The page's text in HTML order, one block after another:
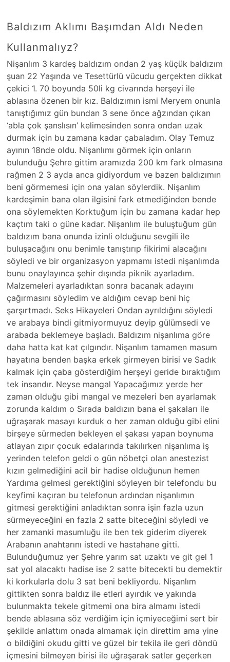
Baldızım Aklımı Başımdan Aldı Neden
Kullanmalıyz?
Nişanlım 3 kardeş baldızım ondan 2 yaş küçük baldızım
şuan 22 Yaşında ve Tesettürlü vücudu gerçekten dikkat
çekici 1. 70 boyunda 50li kg civarında herşeyi ile
ablasına özenen bir kız. Baldızımın ismi Meryem onunla
tanıştığımız gün bundan 3 sene önce ağzından çıkan
‘abla çok şanslısın’ kelimesinden sonra ondan uzak
durmak için bu zamana kadar çabaladım. Olay Temuz
ayının 18nde oldu. Nişanlımı görmek için onların
bulunduğu Şehre gittim aramızda 200 km fark olmasına
rağmen 2 3 ayda anca gidiyordum ve bazen baldızımın
beni görmemesi için ona yalan söylerdik. Nişanlım
kardeşimin bana olan ilgisini fark etmediğinden bende
ona söylemekten Korktuğum için bu zamana kadar hep
kaçtım taki o güne kadar. Nişanlım ile buluştuğum gün
baldızım bana onunda izinli olduğunu sevgili ile
buluşacağını onu benimle tanıştırıp fikirimi alacağını
söyledi ve bir organizasyon yapmamı istedi nişanlımda
bunu onaylayınca şehir dışında piknik ayarladım.
Malzemeleri ayarladıktan sonra bacanak adayını
çağırmasını söyledim ve aldığım cevap beni hiç
şarşırtmadı. Seks Hikayeleri Ondan ayrıldığını söyledi
ve arabaya bindi gitmiyormuyuz deyip gülümsedi ve
arabada beklemeye başladı. Baldızım nişanlıma göre
daha hatta kat kat çılgındır. Nişanlım tamamen masum
hayatına benden başka erkek girmeyen birisi ve Sadık
kalmak için çaba gösterdiğim herşeyi geride bıraktığım
tek insandır. Neyse mangal Yapacağımız yerde her
zaman olduğu gibi mangal ve mezeleri ben ayarlamak
zorunda kaldım o Sırada baldızın bana el şakaları ile
uğraşarak masayı kurduk o her zaman olduğu gibi elini
birşeye sürmeden bekleyen el şakası yapan boynuma
atlayan zıpır çocuk edalarında takılırken nişanlıma iş
yerinden telefon geldi o gün nöbetçi olan anestezist
kızın gelmediğini acil bir hadise olduğunun hemen
Yardıma gelmesi gerektiğini söyleyen bir telefondu bu
keyfimi kaçıran bu telefonun ardından nişanlımın
gitmesi gerektiğini anladıktan sonra işin fazla uzun
sürmeyeceğini en fazla 2 satte biteceğini söyledi ve
her zamanki masumluğu ile ben tek giderim diyerek
Arabanın anahtarını istedi ve hastahane gitti.
Bulunduğumuz yer Şehre yarım sat uzaktı ve git gel 1
sat yol alacaktı hadise ise 2 satte bitecekti bu demektir
ki korkularla dolu 3 sat beni bekliyordu. Nişanlım
gittikten sonra baldız ile etleri ayırdık ve yakında
bulunmakta tekele gitmemi ona bira almamı istedi
bende ablasına söz verdiğim için içmiyeceğimi sert bir
şekilde anlattım onada almamak için direttim ama yine
o bildiğini okudu gitti ve güzel bir tekila ile geri döndü
içmesini bilmeyen birisi ile uğraşarak satler geçerken